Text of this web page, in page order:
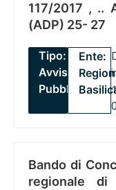
117/2017 , ..
(ADP) 25- 27
Tipo:
Avviso
Pubblico
Ente:
Bando di
regionale di